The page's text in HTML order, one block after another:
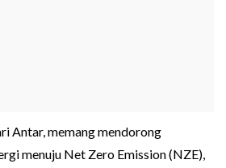
Antar, memang mendorong
menuju Net Zero Emission (NZE),